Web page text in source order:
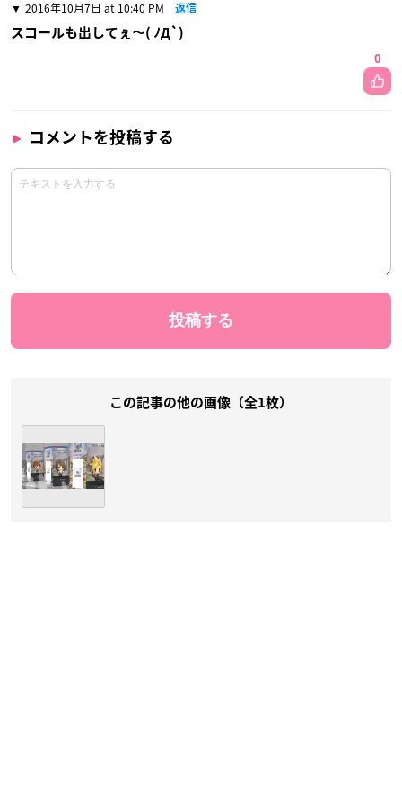
2016年10月7日 at 10:40 PM 返信
スコールも出してぇ～( ﾉД`)
0
コメントを投稿する
この記事の他の画像（全1枚）